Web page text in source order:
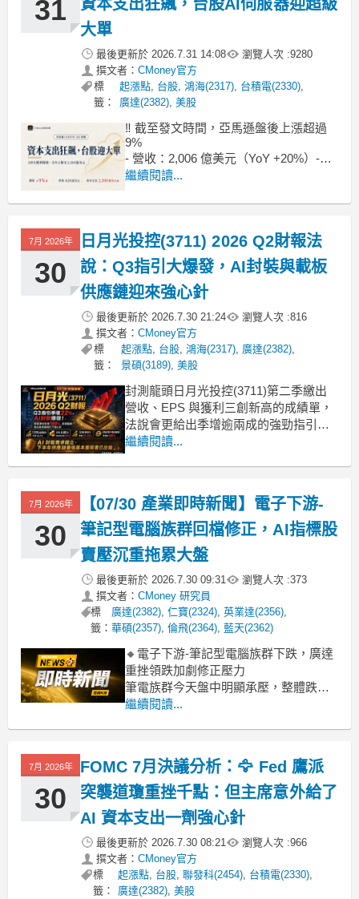
31
資本支出狂飆，台股AI伺服器迎超級
大單
最後更新於 2026.7.31 14:08 瀏覽人次 :9280
撰文者： CMoney官方
標
籤：
起漲點, 台股, 鴻海(2317), 台積電(2330),
廣達(2382), 美股
‼️ 截至發文時間，亞馬遜盤後上漲超過
9%
- 營收：2,006 億美元（YoY +20%）-
EPS：5.75 美元（含轉投資未實現收
率：39.4%（較去年同期增加 6.4 個百分
亞馬遜這次繳出的成績單中，最震撼市
場的不是正式突破
繼續閱讀...
7月 2026年
30
日月光投控(3711) 2026 Q2財報法
說：Q3指引大爆發，AI封裝與載板
供應鏈迎來強心針
最後更新於 2026.7.30 21:24 瀏覽人次 :816
撰文者： CMoney官方
標
籤：
起漲點, 台股, 鴻海(2317), 廣達(2382),
景碩(3189), 美股
封測龍頭日月光投控(3711)第二季繳出
營收、EPS 與獲利三創新高的成績單，
法說會更給出季增逾兩成的強勁指引。
來看全球封測龍頭日月光投控這次交出
（YoY +176%）- 毛利率：21
繼續閱讀...
7月 2026年
30
【07/30 產業即時新聞】電子下游-
筆記型電腦族群回檔修正，AI指標股
賣壓沉重拖累大盤
最後更新於 2026.7.30 09:31 瀏覽人次 :373
撰文者： CMoney 研究員
標
籤：
廣達(2382),仁寶(2324),英業達(2356),
華碩(2357),倫飛(2364),藍天(2362)
🔸電子下游-筆記型電腦族群下跌，廣達
重挫領跌加劇修正壓力
筆電族群今天盤中明顯承壓，整體跌幅
超過4%。觀察個股表現，廣達(2382)盤
服器指標股，廣達近期漲幅可觀，今日
修正研判應是獲利了結賣壓出籠。連帶
影響緯創(3231
繼續閱讀...
7月 2026年
30
FOMC 7月決議分析：🦅 Fed 鷹派
突襲道瓊重挫千點：但主席意外給了
AI 資本支出一劑強心針
最後更新於 2026.7.30 08:21 瀏覽人次 :966
撰文者： CMoney官方
標
籤：
起漲點, 台股,聯發科(2454), 台積電(2330),
廣達(2382),美股